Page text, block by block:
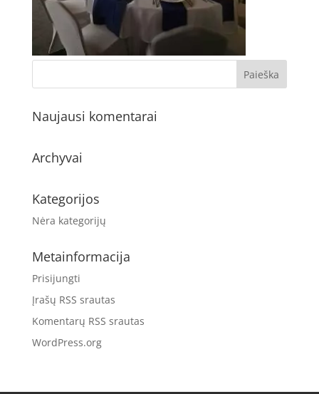
Naujausi komentarai
Archyvai
Kategorijos
Nėra kategorijų
Metainformacija
Prisijungti
Įrašų RSS srautas
Komentarų RSS srautas
WordPress.org